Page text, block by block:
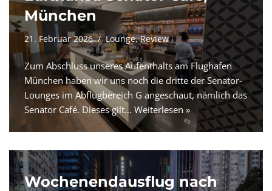
München
21. Februar 2026 Lounge,Review
Zum Abschluss unseres Aufenthalts am Flughafen
München haben wir uns noch die dritte der Senator-
Lounges im Abflugbereich G angeschaut, nämlich das
Senator Café. Dieses gilt… Weiterlesen »
Wochenendausflug nach